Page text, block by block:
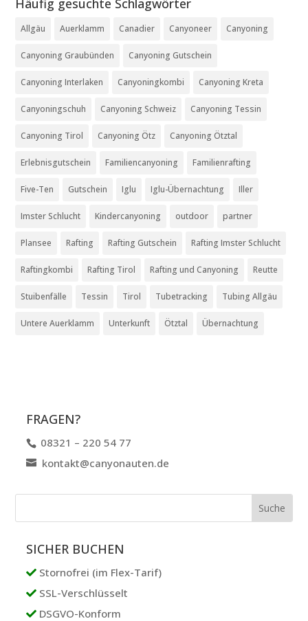
Häufig gesuchte Schlagwörter
Allgäu Auerklamm Canadier Canyoneer Canyoning
Canyoning Graubünden Canyoning Gutschein
Canyoning Interlaken Canyoningkombi Canyoning Kreta
Canyoningschuh Canyoning Schweiz Canyoning Tessin
Canyoning Tirol Canyoning Ötz Canyoning Ötztal
Erlebnisgutschein Familiencanyoning Familienrafting
Five-Ten Gutschein Iglu Iglu-Übernachtung Iller
Imster Schlucht Kindercanyoning outdoor partner
Plansee Rafting Rafting Gutschein Rafting Imster Schlucht
Raftingkombi Rafting Tirol Rafting und Canyoning Reutte
Stuibenfälle Tessin Tirol Tubetracking Tubing Allgäu
Untere Auerklamm Unterkunft Ötztal Übernachtung
FRAGEN?
08321 – 220 54 77
kontakt@canyonauten.de
SICHER BUCHEN
Stornofrei (im Flex-Tarif)
SSL-Verschlüsselt
DSGVO-Konform